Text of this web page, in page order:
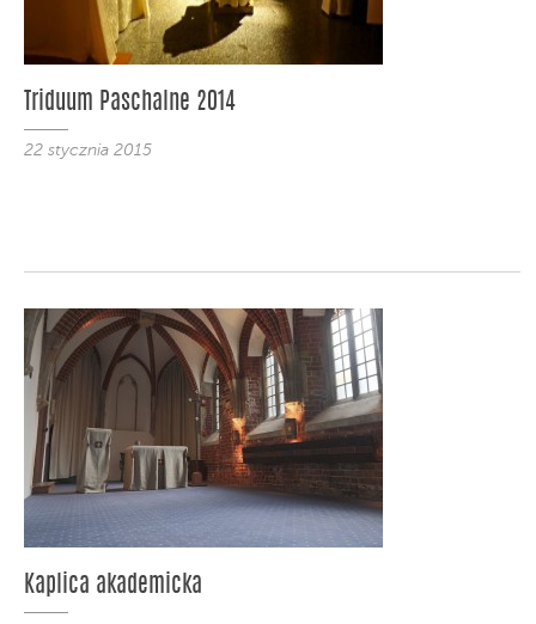
Triduum Paschalne 2014
22 stycznia 2015
Kaplica akademicka